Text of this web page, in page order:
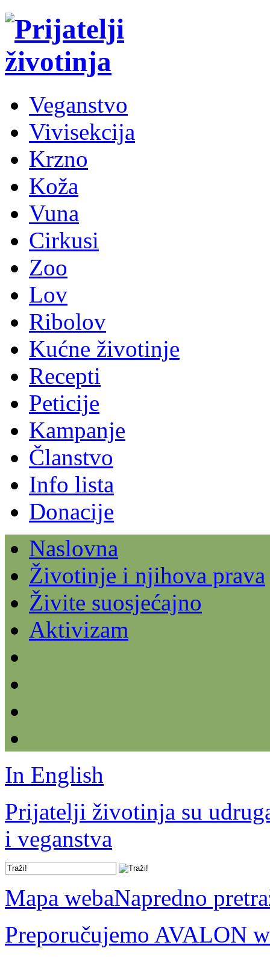
Veganstvo
Vivisekcija
Krzno
Koža
Vuna
Cirkusi
Zoo
Lov
Ribolov
Kućne životinje
Recepti
Peticije
Kampanje
Članstvo
Info lista
Donacije
Naslovna
Životinje i njihova prava
Živite suosjećajno
Aktivizam
In English
Prijatelji životinja su
i veganstva
Mapa webaNapredno
Preporučujemo AVALON